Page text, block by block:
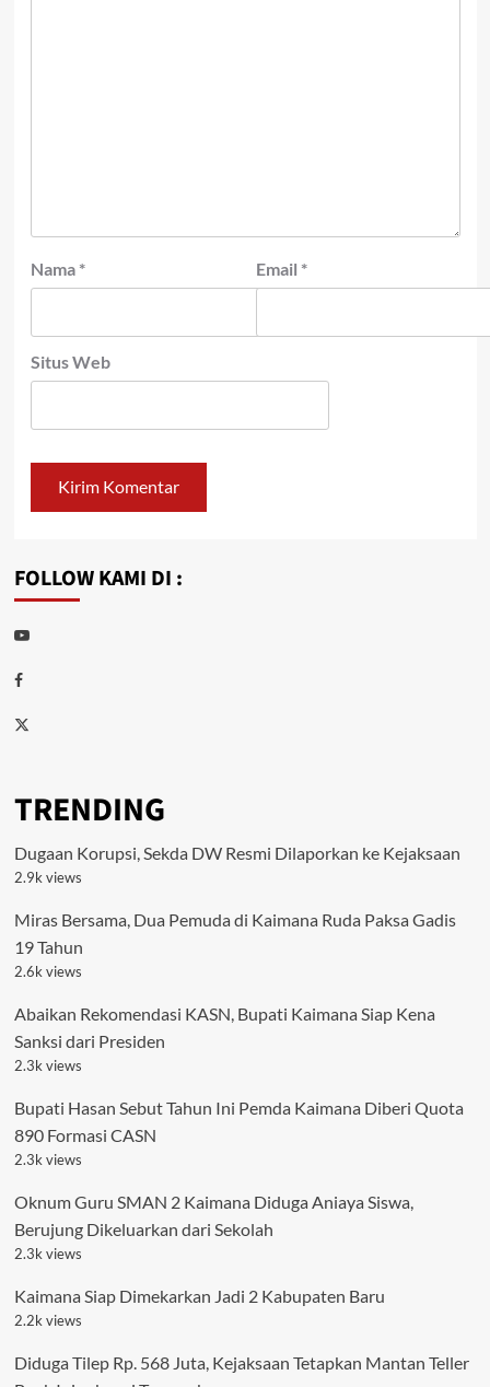
Nama * Email *
Situs Web
FOLLOW KAMI DI :
Youtube
Facebook
Twitter
TRENDING
Dugaan Korupsi, Sekda DW Resmi Dilaporkan ke Kejaksaan
2.9k views
Miras Bersama, Dua Pemuda di Kaimana Ruda Paksa Gadis
19 Tahun
2.6k views
Abaikan Rekomendasi KASN, Bupati Kaimana Siap Kena
Sanksi dari Presiden
2.3k views
Bupati Hasan Sebut Tahun Ini Pemda Kaimana Diberi Quota
890 Formasi CASN
2.3k views
Oknum Guru SMAN 2 Kaimana Diduga Aniaya Siswa,
Berujung Dikeluarkan dari Sekolah
2.3k views
Kaimana Siap Dimekarkan Jadi 2 Kabupaten Baru
2.2k views
Diduga Tilep Rp. 568 Juta, Kejaksaan Tetapkan Mantan Teller